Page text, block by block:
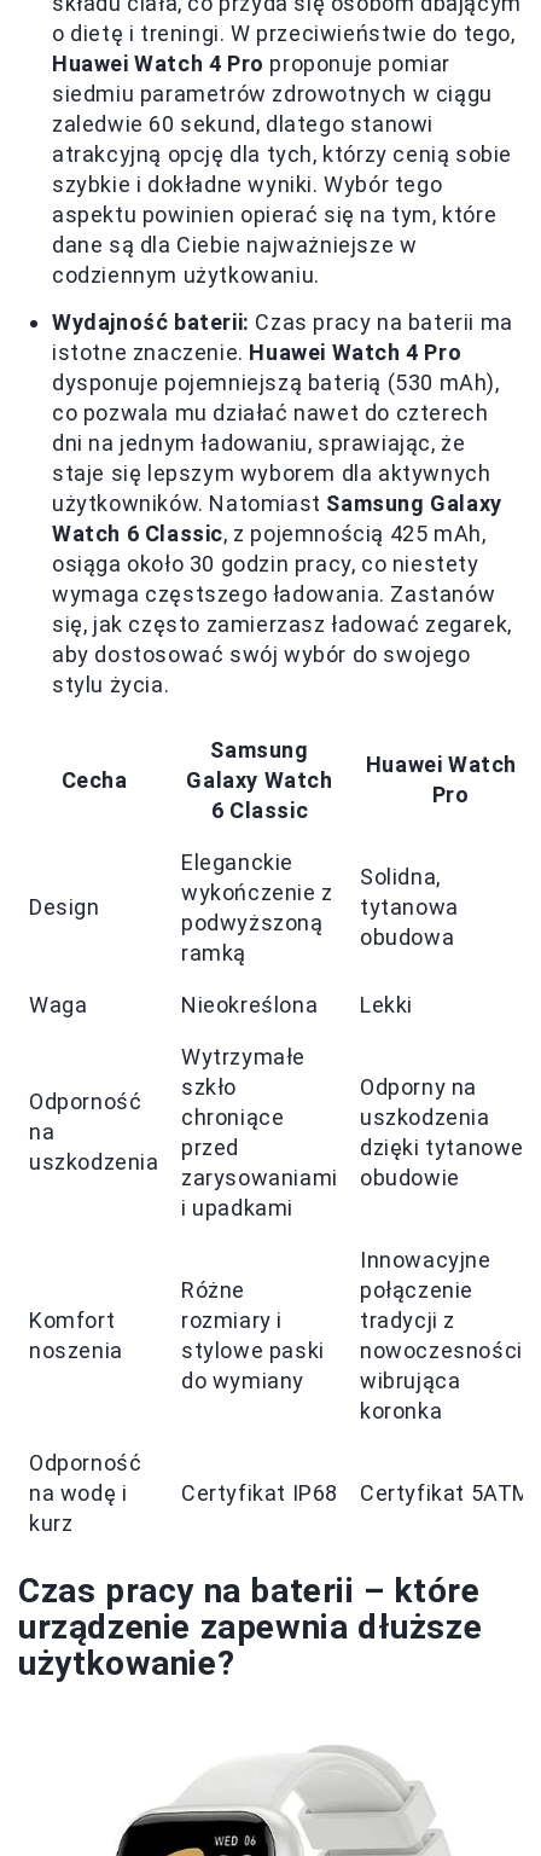
o dietę i treningi. W przeciwieństwie do tego,
Huawei Watch 4 Pro proponuje pomiar
siedmiu parametrów zdrowotnych w ciągu
zaledwie 60 sekund, dlatego stanowi
atrakcyjną opcję dla tych, którzy cenią sobie
szybkie i dokładne wyniki. Wybór tego
aspektu powinien opierać się na tym, które
dane są dla Ciebie najważniejsze w
codziennym użytkowaniu.
Wydajność baterii: Czas pracy na baterii ma
istotne znaczenie. Huawei Watch 4 Pro
dysponuje pojemniejszą baterią (530 mAh),
co pozwala mu działać nawet do czterech
dni na jednym ładowaniu, sprawiając, że
staje się lepszym wyborem dla aktywnych
użytkowników. Natomiast Samsung Galaxy
Watch 6 Classic, z pojemnością 425 mAh,
osiąga około 30 godzin pracy, co niestety
wymaga częstszego ładowania. Zastanów
się, jak często zamierzasz ładować zegarek,
aby dostosować swój wybór do swojego
stylu życia.
Cecha
Samsung
Galaxy Watch
6 Classic
Huawei Watch 4
Pro
Design
Eleganckie
wykończenie z
podwyższoną
ramką
Solidna,
tytanowa
obudowa
Waga Nieokreślona Lekki
Odporność
na
uszkodzenia
Wytrzymałe
szkło
chroniące
przed
zarysowaniami
i upadkami
Odporny na
uszkodzenia
dzięki tytanowej
obudowie
Komfort
noszenia
Różne
rozmiary i
stylowe paski
do wymiany
Innowacyjne
połączenie
tradycji z
nowoczesnością,
wibrująca
koronka
Odporność
na wodę i
kurz
Certyfikat IP68 Certyfikat 5ATM
Czas pracy na baterii – które
urządzenie zapewnia dłuższe
użytkowanie?